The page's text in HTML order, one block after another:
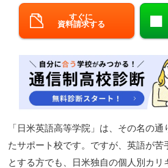
すぐに
資料請求する
「日米英語高等学院」は、その名の
たサポート校です。ですが、英語が苦
とする方でも、日米独自の個人別カリ